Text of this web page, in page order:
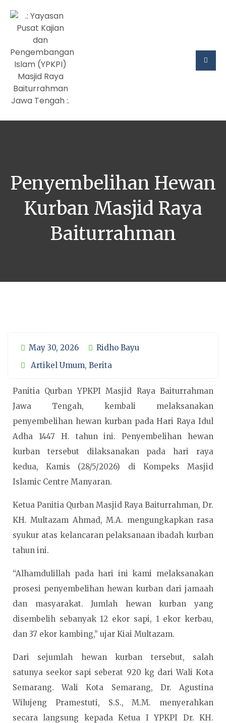
Penyembelihan Hewan
Kurban Masjid Raya
Baiturrahman
May 30, 2026
Ridho Bayu
Artikel Umum, Berita
Panitia Qurban YPKPI Masjid Raya Baiturrahman
Jawa Tengah, kembali melaksanakan
penyembelihan hewan kurban pada Hari Raya Idul
Adha 1447 H. tahun ini. Penyembelihan hewan
kurban tersebut dilaksanakan pada hari raya
kedua, Kamis (28/5/2026) di Kompeks Masjid
Islamic Centre Manyaran.
Ketua Panitia Qurban Masjid Raya Baiturrahman, Dr.
KH. Multazam Ahmad, M.A. mengungkapkan rasa
syukur atas kelancaran pelaksanaan ibadah kurban
tahun ini.
“Alhamdulillah pada hari ini kami melaksanakan
prosesi penyembelihan hewan kurban dari jamaah
dan masyarakat. Jumlah hewan kurban yang
disembelih sebanyak 12 ekor sapi, 1 ekor kerbau,
dan 37 ekor kambing,” ujar Kiai Multazam.
Dari sejumlah hewan kurban tersebut, salah
satunya seekor sapi seberat 920 kg dari Wali Kota
Semarang. Wali Kota Semarang, Dr. Agustina
Wilujeng Pramestuti, S.S., M.M. menyerahkan
secara langsung kepada Ketua I YPKPI Dr. KH.